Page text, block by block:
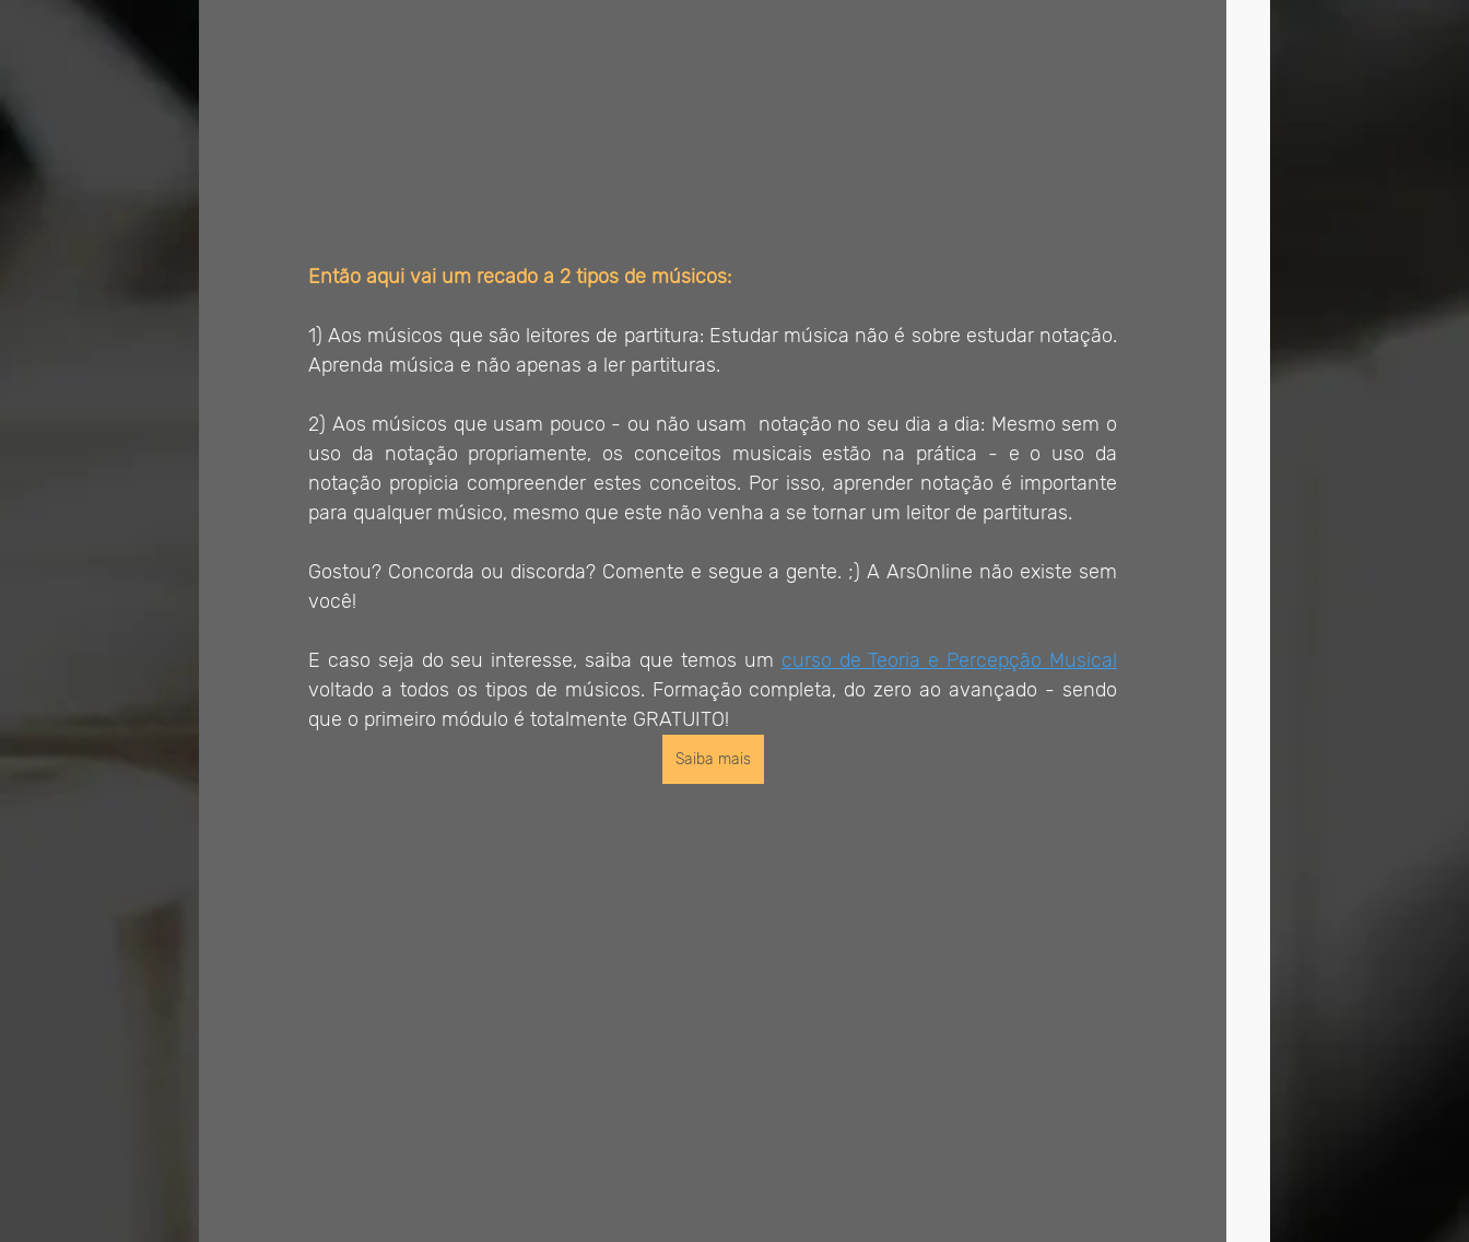
Então aqui vai um recado a 2 tipos de músicos:
1) Aos músicos que são leitores de partitura: Estudar música não é sobre estudar notação.
Aprenda música e não apenas a ler partituras.
2) Aos músicos que usam pouco - ou não usam  notação no seu dia a dia: Mesmo sem o
uso da notação propriamente, os conceitos musicais estão na prática - e o uso da
notação propicia compreender estes conceitos. Por isso, aprender notação é importante
para qualquer músico, mesmo que este não venha a se tornar um leitor de partituras.
Gostou? Concorda ou discorda? Comente e segue a gente. ;) A ArsOnline não existe sem
você!
E caso seja do seu interesse, saiba que temos um curso de Teoria e Percepção Musical
voltado a todos os tipos de músicos. Formação completa, do zero ao avançado - sendo
que o primeiro módulo é totalmente GRATUITO!
Saiba mais